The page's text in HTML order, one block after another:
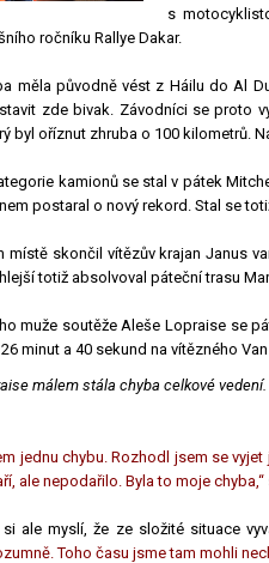
s
ročníku Rallye Dakar.
měla původně vést z Háilu do Al
zde bivak. Závodníci se proto
byl oříznut zhruba o 100 kilometrů.
kamionů se stal v pátek
postaral o nový rekord. Stal se
místě skončil vítězův krajan Janus
totiž absolvoval páteční trasu
muže soutěže Aleše Lopraise se
minut a 40 sekund na vítězného
málem stála chyba celkové
jednu chybu. Rozhodl jsem se
ale nepodařilo. Byla to moje chyba,“
si ale myslí, že ze složité situace
Toho času jsme tam mohli